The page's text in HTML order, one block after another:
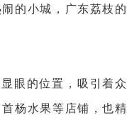
的小城，广东荔枝的
眼的位置，吸引着众
杨水果等店铺，也精